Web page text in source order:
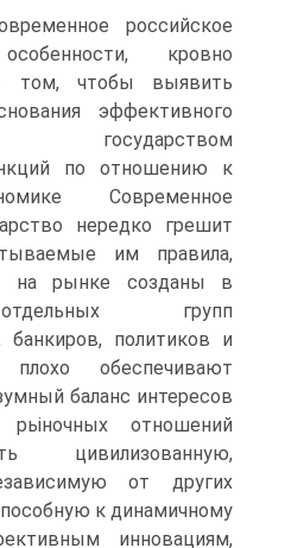
российское
кровно
том, чтобы выявить
эффективного
государством
по отношению к
Современное
нередко грешит
им правила,
на рынке созданы в
групп
банкиров, политиков и
обеспечивают
баланс интересов
отношений
цивилизованную,
от других
к динамичному
инновациям,